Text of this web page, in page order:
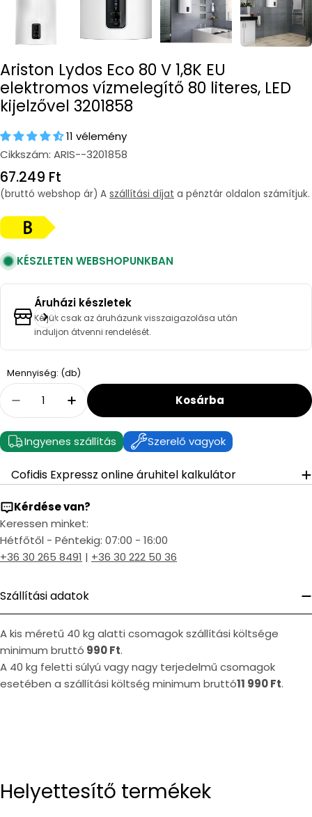
Ariston Lydos Eco 80 V 1,8K EU
elektromos vízmelegítő 80 literes, LED
kijelzővel 3201858
11 vélemény
Cikkszám: ARIS--3201858
Regular
price
67.249 Ft
(bruttó webshop ár) A szállítási díjat a pénztár oldalon számítjuk.
KÉSZLETEN WEBSHOPUNKBAN
Áruházi készletek
Kérjük csak az áruházunk visszaigazolása után
induljon átvenni rendelését.
Mennyiség: (db)Quantity
Decrease Quantity For Ariston Lydos Eco 80
Increase Quantity For Ariston Lydos
Kosárba
Ingyenes szállítás Szerelő vagyok
Cofidis Expressz online áruhitel kalkulátor
Kérdése van?
Keressen minket:
Hétfőtől - Péntekig: 07:00 - 16:00
+36 30 265 8491 | +36 30 222 50 36
Szállítási adatok
A kis méretű 40 kg alatti csomagok szállítási költsége
minimum bruttó 990 Ft.
A 40 kg feletti súlyú vagy nagy terjedelmű csomagok
esetében a szállítási költség minimum bruttó11 990 Ft.
Helyettesítő termékek